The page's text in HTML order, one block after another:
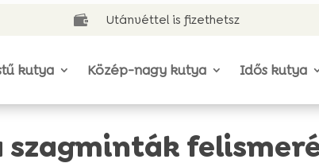
 Utánvéttel is fizethetsz
kutya Közép-nagy kutya Idős kutya
szagminták